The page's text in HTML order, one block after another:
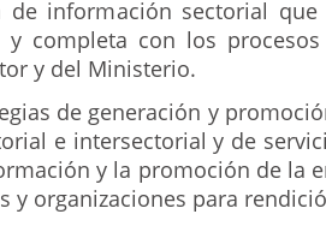
de información sectorial
y completa con los
y del Ministerio.
de generación y
e intersectorial y de
y la promoción de la
y organizaciones para